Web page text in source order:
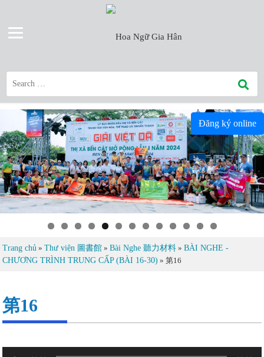
Trang chủ »Thư viện 圖書館 »Bài Nghe 聽力材料 »BÀI NGHE -
CHƯƠNG TRÌNH TRUNG CẤP (BÀI 16-30) »第16
第16
Đăng ký online